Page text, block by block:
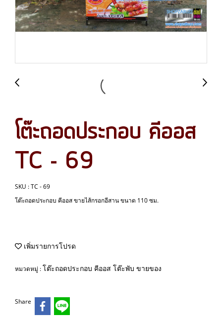
โต๊ะถอดประกอบ คีออส
TC - 69
SKU : TC - 69
โต๊ะถอดประกอบ คีออส ขายไส้กรอกอีสาน ขนาด 110 ซม.
เพิ่มรายการโปรด
หมวดหมู่ :โต๊ะถอดประกอบ คีออส โต๊ะพับ ขายของ
Share